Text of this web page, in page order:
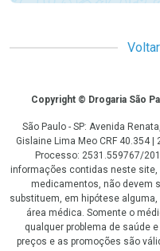
CopyrightCopyright © Drogaria São
São Paulo - SP: Avenida
Gislaine Lima Meo CRF 40.354
Processo: 2531.559767/
informações contidas neste
medicamentos, não devem
substituem, em hipótese
área médica. Somente o
qualquer problema de saúde
preços e as promoções são